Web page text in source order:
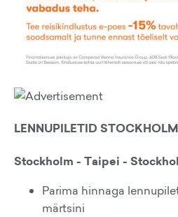
LENNUPILETID
Stockholm - Taipei -
Parima hinnaga
märtsini